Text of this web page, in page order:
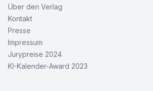
Über den Verlag
Kontakt
Presse
Impressum
Jurypreise 2024
KI-Kalender-Award 2023